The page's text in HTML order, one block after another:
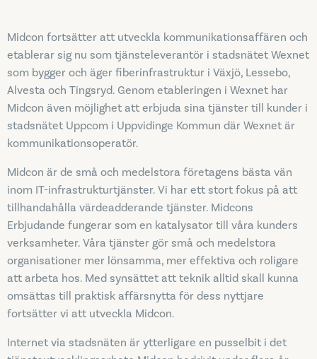
Midcon fortsätter att utveckla kommunikationsaffären och
etablerar sig nu som tjänsteleverantör i stadsnätet Wexnet
som bygger och äger fiberinfrastruktur i Växjö, Lessebo,
Alvesta och Tingsryd. Genom etableringen i Wexnet har
Midcon även möjlighet att erbjuda sina tjänster till kunder i
stadsnätet Uppcom i Uppvidinge Kommun där Wexnet är
kommunikationsoperatör.
Midcon är de små och medelstora företagens bästa vän
inom IT-infrastrukturtjänster. Vi har ett stort fokus på att
tillhandahålla värdeadderande tjänster. Midcons
Erbjudande fungerar som en katalysator till våra kunders
verksamheter. Våra tjänster gör små och medelstora
organisationer mer lönsamma, mer effektiva och roligare
att arbeta hos. Med synsättet att teknik alltid skall kunna
omsättas till praktisk affärsnytta för dess nyttjare
fortsätter vi att utveckla Midcon.
Internet via stadsnäten är ytterligare en pusselbit i det